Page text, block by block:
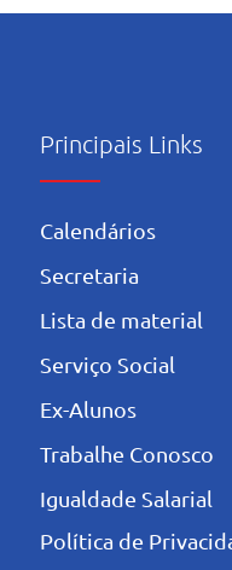
Principais Links
Calendários
Secretaria
L ista de material
Serviço Social
Ex-Alunos
Trabalhe Conosco
Igualdade Salarial
Política de